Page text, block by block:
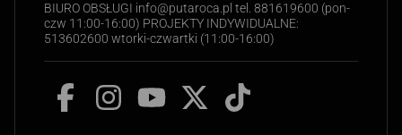
BIURO OBSŁUGI info@putaroca.pl tel. 881619600 (pon-
czw 11:00-16:00) PROJEKTY INDYWIDUALNE:
513602600 wtorki-czwartki (11:00-16:00)